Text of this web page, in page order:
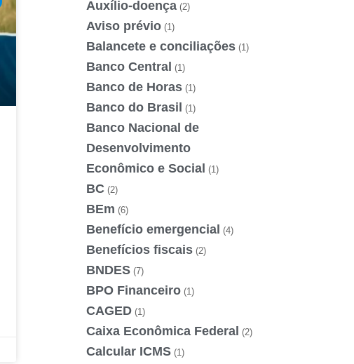
Auxílio-doença (2)
Aviso prévio (1)
Balancete e conciliações (1)
Banco Central (1)
Banco de Horas (1)
Banco do Brasil (1)
Banco Nacional de
Desenvolvimento
Econômico e Social (1)
BC (2)
BEm (6)
Benefício emergencial (4)
Benefícios fiscais (2)
BNDES (7)
BPO Financeiro (1)
CAGED (1)
Caixa Econômica Federal (2)
Calcular ICMS (1)